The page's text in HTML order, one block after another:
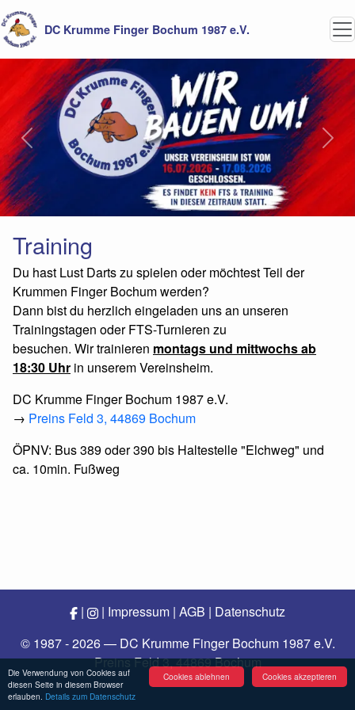
Cookies akzeptieren
Cookies ablehnen
Die Verwendung von Cookies auf
diesen Seite in diesem Browser
erlauben. Details zum Datenschutz
DC Krumme Finger Bochum 1987 e.V.
Previous Next
Training
Du hast Lust Darts zu spielen oder möchtest Teil der
Krummen Finger Bochum werden?
Dann bist du herzlich eingeladen uns an unseren
Trainingstagen oder FTS-Turnieren zu
besuchen. Wir trainieren montags und mittwochs ab
18:30 Uhr in unserem Vereinsheim.
DC Krumme Finger Bochum 1987 e.V.
→ Preins Feld 3, 44869 Bochum
ÖPNV: Bus 389 oder 390 bis Haltestelle "Elchweg" und
ca. 10min. Fußweg
| | Impressum | AGB | Datenschutz
© 1987 - 2026 — DC Krumme Finger Bochum 1987 e.V.
Preins Feld 3, 44869 Bochum